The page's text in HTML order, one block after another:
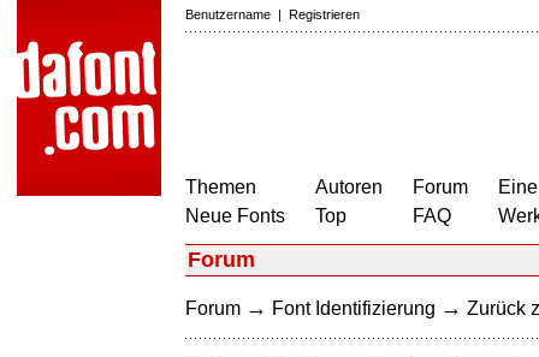
Benutzername | Registrieren
Themen
Neue Fonts
Autoren
Top
Forum
FAQ
Forum
Forum → Font Identifizierung → Zurück